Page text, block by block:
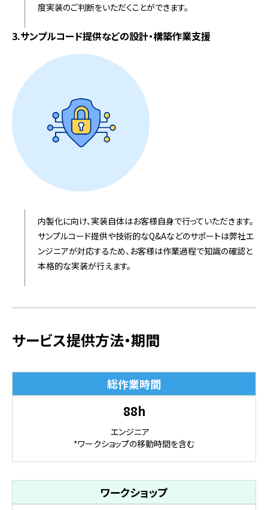
度実装のご判断をいただくことができます。
3.サンプルコード提供などの設計・構築作業支援
内製化に向け、実装自体はお客様自身で行っていただきます。
サンプルコード提供や技術的なQ&Aなどのサポートは弊社エ
ンジニアが対応するため、お客様は作業過程で知識の確認と
本格的な実装が行えます。
サービス提供方法・期間
総作業時間
88h
エンジニア
*ワークショップの移動時間を含む
ワークショップ